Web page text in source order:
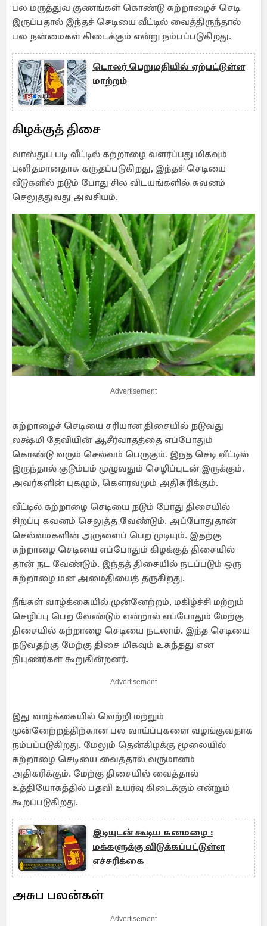
பல மருத்துவ குணங்கள் கொண்டு கற்றாழைச் செடி
இருப்பதால் இந்தச் செடியை வீட்டில் வைத்திருந்தால்
பல நன்மைகள் கிடைக்கும் என்று நம்பப்படுகிறது.
டொலர் பெறுமதியில் ஏற்பட்டுள்ள
மாற்றம்
கிழக்குத் திசை
வாஸ்துப் படி வீட்டில் கற்றாழை வளர்ப்பது மிகவும்
புனிதமானதாக கருதப்படுகிறது, இந்தச் செடியை
வீடுகளில் நடும் போது சில விடயங்களில் கவனம்
செலுத்துவது அவசியம்.
Advertisement
கற்றாழைச் செடியை சரியான திசையில் நடுவது
லக்ஷ்மி தேவியின் ஆசீர்வாதத்தை எப்போதும்
கொண்டு வரும் செல்வம் பெருகும். இந்த செடி வீட்டில்
இருந்தால் குடும்பம் முழுவதும் செழிப்புடன் இருக்கும்.
அவர்களின் புகழும், கௌரவமும் அதிகரிக்கும்.
வீட்டில் கற்றாழை செடியை நடும் போது திசையில்
சிறப்பு கவனம் செலுத்த வேண்டும். அப்போதுதான்
செல்வமகளின் அருளைப் பெற முடியும். இதற்கு
கற்றாழை செடியை எப்போதும் கிழக்குத் திசையில்
தான் நட வேண்டும். இந்தத் திசையில் நடப்படும் ஒரு
கற்றாழை மன அமைதியைத் தருகிறது.
நீங்கள் வாழ்க்கையில் முன்னேற்றம், மகிழ்ச்சி மற்றும்
செழிப்பு பெற வேண்டும் என்றால் எப்போதும் மேற்கு
திசையில் கற்றாழை செடியை நடலாம். இந்த செடியை
நடுவதற்கு மேற்கு திசை மிகவும் உகந்தது என
நிபுணர்கள் கூறுகின்றனர்.
Advertisement
இது வாழ்க்கையில் வெற்றி மற்றும்
முன்னேற்றத்திற்கான பல வாய்ப்புகளை வழங்குவதாக
நம்பப்படுகிறது. மேலும் தென்கிழக்கு மூலையில்
கற்றாழை செடியை வைத்தால் வருமானம்
அதிகரிக்கும். மேற்கு திசையில் வைத்தால்
உத்தியோகத்தில் பதவி உயர்வு கிடைக்கும் என்றும்
கூறப்படுகிறது.
இடியுடன் கூடிய கனமழை :
மக்களுக்கு விடுக்கப்பட்டுள்ள
எச்சரிக்கை
அசுப பலன்கள்
Advertisement